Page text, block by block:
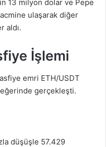
13 milyon dolar ve Pepe
ulaşarak diğer
aldı.
İşlemi
emri ETH/USDT
gerçekleşti.
düşüşle 57.429